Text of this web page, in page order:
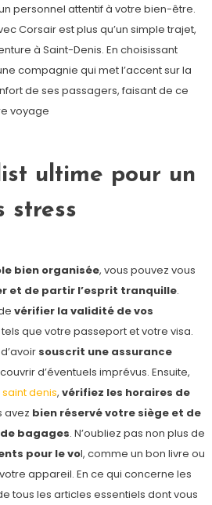
personnel attentif à votre bien-être.
Corsair est plus qu’un simple trajet,
à Saint-Denis. En choisissant
compagnie qui met l’accent sur la
de ses passagers, faisant de ce
voyage
ultime pour un
stress
bien organisée, vous pouvez vous
et de partir l’esprit tranquille.
vérifier la validité de vos
tels que votre passeport et votre visa.
souscrit une assurance
d’éventuels imprévus. Ensuite,
denis, vérifiez les horaires de
avez bien réservé votre siège et de
bagages. N’oubliez pas non plus de
pour le vol, comme un bon livre ou
appareil. En ce qui concerne les
tous les articles essentiels dont vous